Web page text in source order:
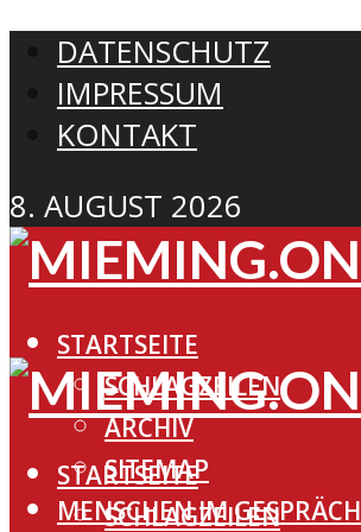
DATENSCHUTZ
IMPRESSUM
KONTAKT
8. AUGUST 2026
STARTSEITE
SCHLAGZEILEN
ARCHIV
SITEMAP
MENSCHEN IM GESPRÄCH
STARTSEITE
SCHLAGZEILEN